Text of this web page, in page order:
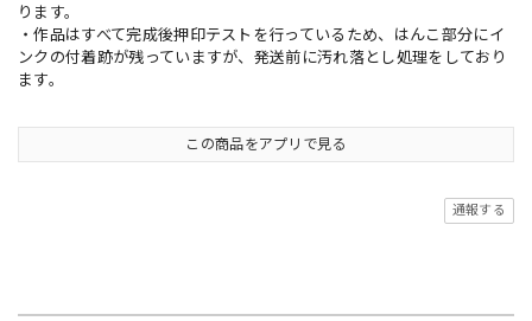
ります。
・作品はすべて完成後押印テストを行っているため、はんこ部分にイ
ンクの付着跡が残っていますが、発送前に汚れ落とし処理をしており
ます。
この商品をアプリで見る
通報する